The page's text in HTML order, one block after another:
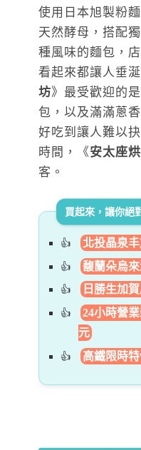
使用日本旭製粉
天然酵母，搭配
種風味的麵包，
看起來都讓人垂
坊》最受歡迎的
包，以及滿滿蔥
好吃到讓人難以
時間，《安太座
客。
買起來，讓你絕
北投晶泉
馥蘭朵烏
日勝生加
24小時營
元
高鐵限時